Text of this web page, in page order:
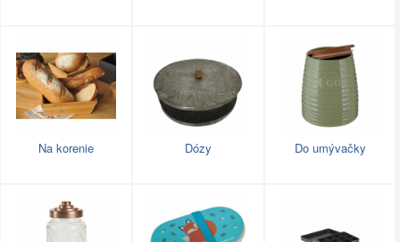
Na korenie Dózy Do umývačky